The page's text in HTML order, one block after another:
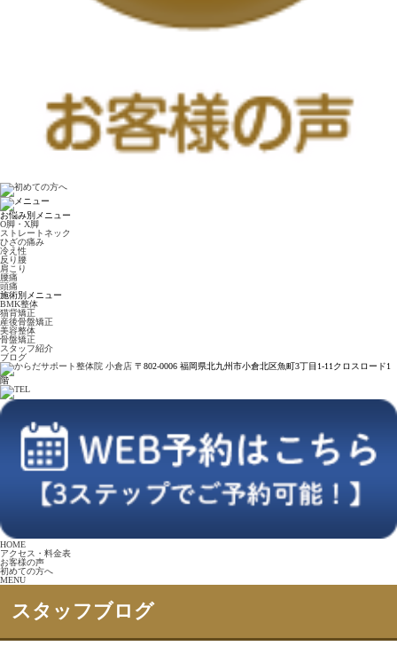
お悩み別メニュー
O脚・X脚
ストレートネック
ひざの痛み
冷え性
反り腰
肩こり
腰痛
頭痛
施術別メニュー
BMK整体
猫背矯正
産後骨盤矯正
美容整体
骨盤矯正
スタッフ紹介
ブログ
〒802-0006 福岡県北九州市小倉北区魚町3丁目1-11クロスロード1
階
HOME
アクセス・料金表
お客様の声
初めての方へ
MENU
スタッフブログ